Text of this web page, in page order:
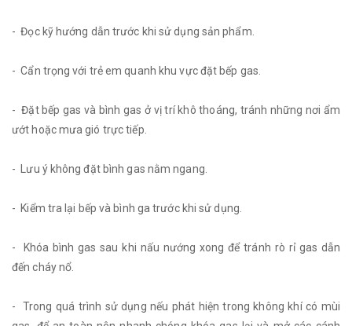
- Đọc kỹ hướng dẫn trước khi sử dụng sản phẩm.
- Cẩn trọng với trẻ em quanh khu vực đặt bếp gas.
- Đặt bếp gas và bình gas ở vị trí khô thoáng, tránh những nơi ẩm
ướt hoặc mưa gió trực tiếp.
- Lưu ý không đặt bình gas nằm ngang.
- Kiểm tra lại bếp và bình ga trước khi sử dụng.
- Khóa bình gas sau khi nấu nướng xong để tránh rò rỉ gas dẫn
đến cháy nổ.
- Trong quá trình sử dụng nếu phát hiện trong không khí có mùi